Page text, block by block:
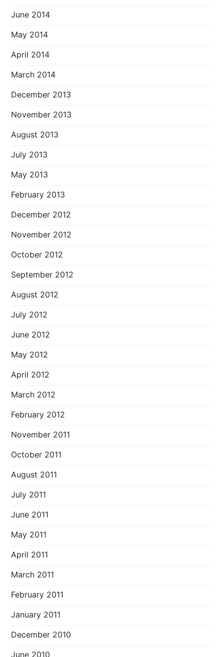
June 2014
May 2014
April 2014
March 2014
December 2013
November 2013
August 2013
July 2013
May 2013
February 2013
December 2012
November 2012
October 2012
September 2012
August 2012
July 2012
June 2012
May 2012
April 2012
March 2012
February 2012
November 2011
October 2011
August 2011
July 2011
June 2011
May 2011
April 2011
March 2011
February 2011
January 2011
December 2010
June 2010